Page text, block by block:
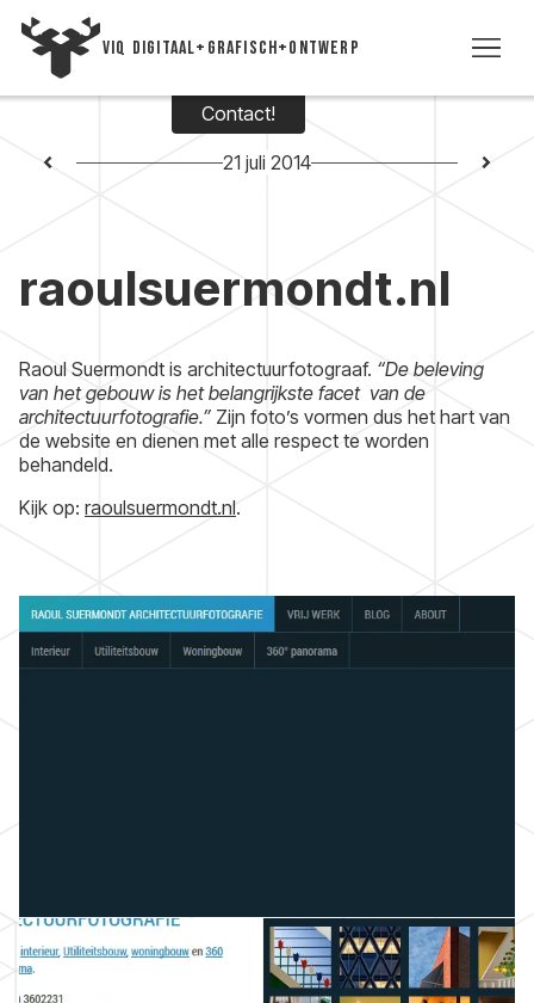
Contact!
21 juli 2014
raoulsuermondt.nl
Raoul Suermondt is architectuurfotograaf. “De beleving
van het gebouw is het belangrijkste facet van de
architectuurfotografie.” Zijn foto’s vormen dus het hart van
de website en dienen met alle respect te worden
behandeld.
Kijk op: raoulsuermondt.nl.
VIQ DIGITAAL+GRAFISCH+ONTWERP